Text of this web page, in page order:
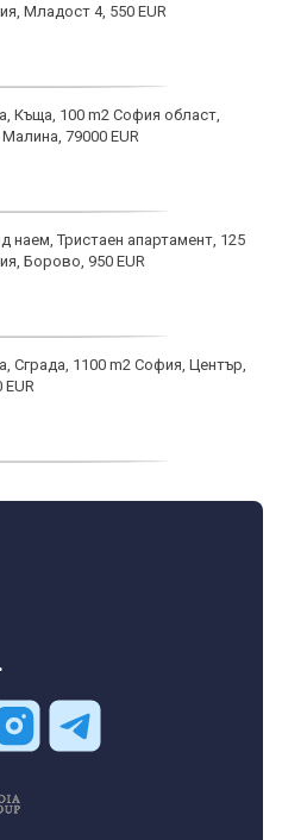
Младост 4, 550 EUR
Къща, 100 m2 София област,
79000 EUR
наем, Тристаен апартамент, 125
Борово, 950 EUR
Сграда, 1100 m2 София, Център,
EUR